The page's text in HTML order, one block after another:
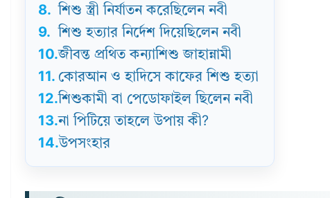
8. শিশু স্ত্রী নির্যাতন করেছিলেন নবী
9. শিশু হত্যার নির্দেশ দিয়েছিলেন নবী
10.জীবন্ত প্রথিত কন্যাশিশু জাহান্নামী
11. কোরআন ও হাদিসে কাফের শিশু হত্যা
12.শিশুকামী বা পেডোফাইল ছিলেন নবী
13.না পিটিয়ে তাহলে উপায় কী?
14.উপসংহার